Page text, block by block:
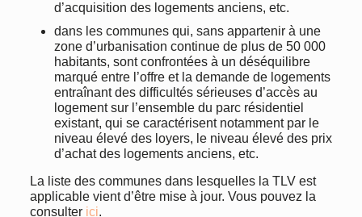
d’acquisition des logements anciens, etc.
dans les communes qui, sans appartenir à une
zone d’urbanisation continue de plus de 50 000
habitants, sont confrontées à un déséquilibre
marqué entre l’offre et la demande de logements
entraînant des difficultés sérieuses d’accès au
logement sur l’ensemble du parc résidentiel
existant, qui se caractérisent notamment par le
niveau élevé des loyers, le niveau élevé des prix
d’achat des logements anciens, etc.
La liste des communes dans lesquelles la TLV est
applicable vient d’être mise à jour. Vous pouvez la
consulter ici.